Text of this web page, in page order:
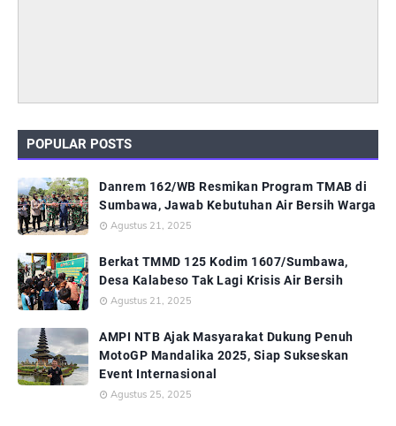
POPULAR POSTS
Danrem 162/WB Resmikan Program TMAB di
Sumbawa, Jawab Kebutuhan Air Bersih Warga
Agustus 21, 2025
Berkat TMMD 125 Kodim 1607/Sumbawa,
Desa Kalabeso Tak Lagi Krisis Air Bersih
Agustus 21, 2025
AMPI NTB Ajak Masyarakat Dukung Penuh
MotoGP Mandalika 2025, Siap Sukseskan
Event Internasional
Agustus 25, 2025